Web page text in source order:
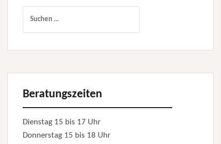
Beratungszeiten
Dienstag 15 bis 17 Uhr
Donnerstag 15 bis 18 Uhr